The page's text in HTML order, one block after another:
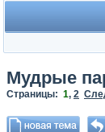
Мудрые
Страницы: 1, 2